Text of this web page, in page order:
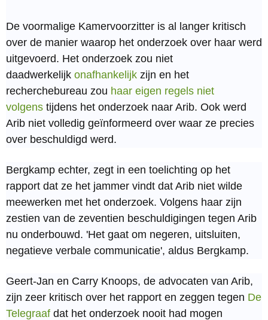
De voormalige Kamervoorzitter is al langer kritisch
over de manier waarop het onderzoek over haar werd
uitgevoerd. Het onderzoek zou niet
daadwerkelijk onafhankelijk zijn en het
recherchebureau zou haar eigen regels niet
volgens tijdens het onderzoek naar Arib. Ook werd
Arib niet volledig geïnformeerd over waar ze precies
over beschuldigd werd.
Bergkamp echter, zegt in een toelichting op het
rapport dat ze het jammer vindt dat Arib niet wilde
meewerken met het onderzoek. Volgens haar zijn
zestien van de zeventien beschuldigingen tegen Arib
nu onderbouwd. 'Het gaat om negeren, uitsluiten,
negatieve verbale communicatie', aldus Bergkamp.
Geert-Jan en Carry Knoops, de advocaten van Arib,
zijn zeer kritisch over het rapport en zeggen tegen De
Telegraaf dat het onderzoek nooit had mogen